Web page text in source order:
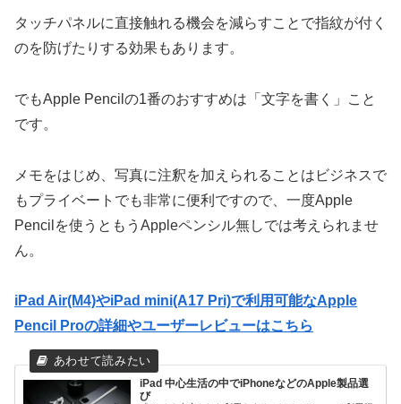
タッチパネルに直接触れる機会を減らすことで指紋が付く
のを防げたりする効果もあります。
でもApple Pencilの1番のおすすめは「文字を書く」こと
です。
メモをはじめ、写真に注釈を加えられることはビジネスで
もプライベートでも非常に便利ですので、一度Apple
Pencilを使うともうAppleペンシル無しでは考えられませ
ん。
iPad Air(M4)やiPad mini(A17 Pri)で利用可能なApple
Pencil Proの詳細やユーザーレビューはこちら
iPad 中心生活の中でiPhoneなどのApple製品選
び